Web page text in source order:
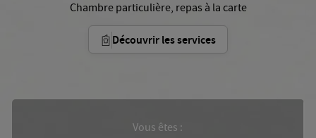
Chambre particulière, repas à la carte
Découvrir les services
Vous êtes :